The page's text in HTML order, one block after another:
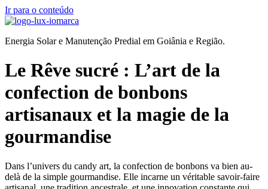
Ir para o conteúdo
Energia Solar e Manutenção Predial em Goiânia e Região.
Le Rêve sucré : L’art de la
confection de bonbons
artisanaux et la magie de la
gourmandise
Dans l’univers du candy art, la confection de bonbons va bien au-
delà de la simple gourmandise. Elle incarne un véritable savoir-faire